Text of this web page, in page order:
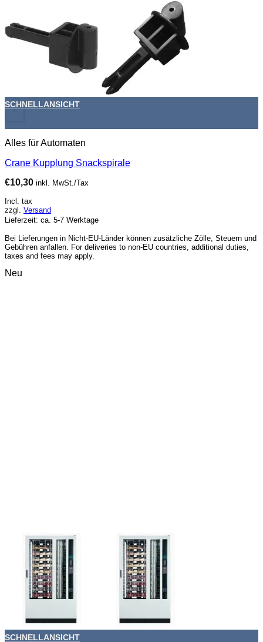
+
SCHNELLANSICHT
Alles für Automaten
Crane Kupplung Snackspirale
€10,30 inkl. MwSt./Tax
Incl. tax
zzgl. Versand
Lieferzeit: ca. 5-7 Werktage
Bei Lieferungen in Nicht-EU-Länder können zusätzliche Zölle, Steuern und
Gebühren anfallen. For deliveries to non-EU countries, additional duties,
taxes and fees may apply.
Neu
SCHNELLANSICHT